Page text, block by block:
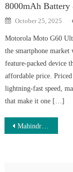
8000mAh
Posted
on
October 25, 2025
Motorola Moto G60
the smartphone
feature-packed device
affordable price.
lightning-fast speed,
that make it one […]
Post
Mahindra Bolero 2025 Launched – Rugged SUV with Fresh Design, New Features, and Reliable Performance